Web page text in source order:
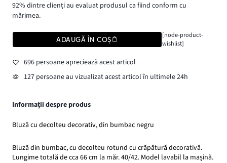
92% dintre clienți au evaluat produsul ca fiind conform cu
mărimea.
ADAUGĂ ÎN COȘ
[node-product-
wishlist]
696 persoane apreciează acest articol
127 persoane au vizualizat acest articol în ultimele 24h
Informații despre produs
Bluză cu decolteu decorativ, din bumbac negru
Bluză din bumbac, cu decolteu rotund cu crăpătură decorativă.
Lungime totală de cca 66 cm la măr. 40/42. Model lavabil la mașină.